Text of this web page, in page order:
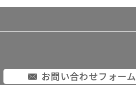
お問い合わせフォーム